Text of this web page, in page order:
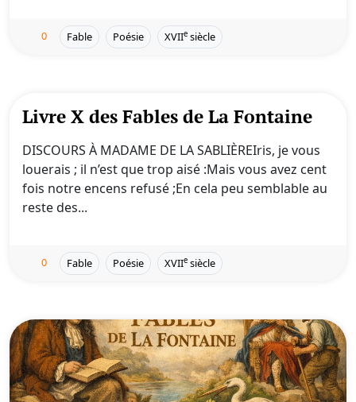
0 Fable Poésie XVIIe siècle
Livre X des Fables de La Fontaine
DISCOURS À MADAME DE LA SABLIÈREIris, je vous
louerais ; il n’est que trop aisé :Mais vous avez cent
fois notre encens refusé ;En cela peu semblable au
reste des...
0 Fable Poésie XVIIe siècle